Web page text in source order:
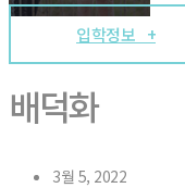
입학정보 +
배덕화
3월 5, 2022